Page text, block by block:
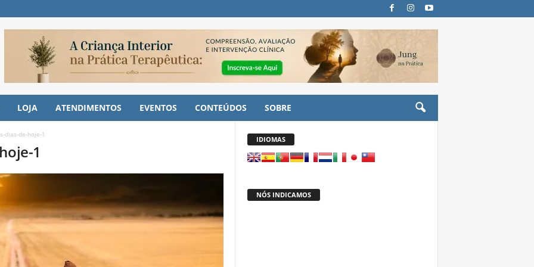
LOJA ATENDIMENTOS EVENTOS CONTEÚDOS SOBRE
dias-de-hoje-1
1
IDIOMAS
NÓS INDICAMOS